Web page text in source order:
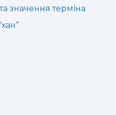
значення терміна